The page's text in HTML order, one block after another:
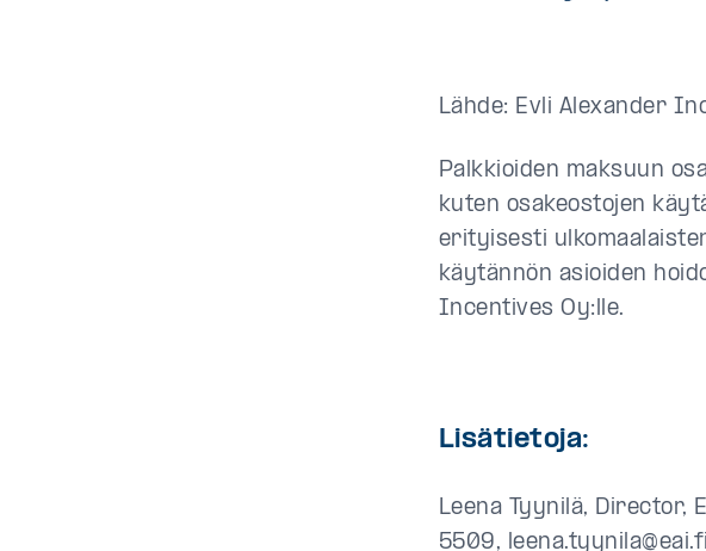
Lähde: Evli Alexander
Palkkioiden maksuun
kuten osakeostojen
erityisesti
käytännön asioiden
Incentives Oy:lle.
Lisätietoja:
Leena Tyynilä, Director,
5509, leena.tyynila@eai.fi